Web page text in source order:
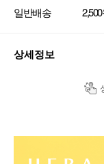
일반배송
상세정보